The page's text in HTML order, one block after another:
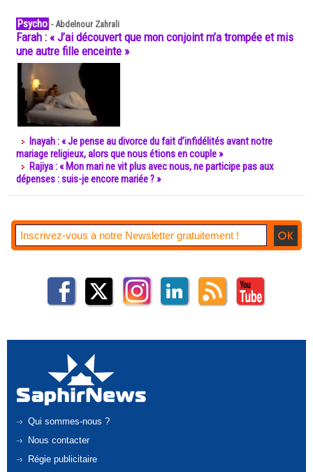
Psycho -Abdelnour Zahrali
Farah : « J’ai découvert que mon conjoint m’a trompée et mis
une autre fille enceinte »
Inayah : « Je pense au divorce du fait d’infidélités avant notre
mariage religieux, alors que nous étions en couple »
Rajiya : « Mon mari ne vit plus avec nous, ne participe pas aux
dépenses : suis-je encore mariée ? »
Qui sommes-nous ?
Nous contacter
Régie publicitaire